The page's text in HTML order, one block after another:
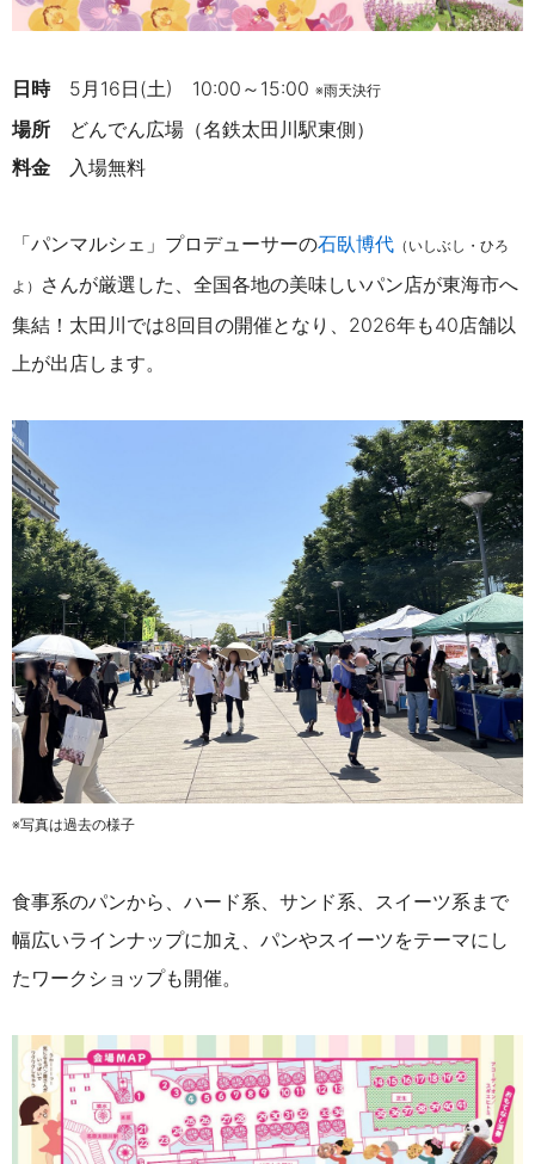
日時5月16日(土) 10:00～15:00 ※雨天決行
場所 どんでん広場（名鉄太田川駅東側）
料金 入場無料
「パンマルシェ」プロデューサーの石臥博代 （いしぶし・ひろ
よ） さんが厳選した、全国各地の美味しいパン店が東海市へ
集結！太田川では8回目の開催となり、2026年も40店舗以
上が出店します。
※写真は過去の様子
食事系のパンから、 ハード系、 サンド系、スイーツ系まで
幅広いラインナップに加え、パンやスイーツをテーマにし
たワークショップも開催。